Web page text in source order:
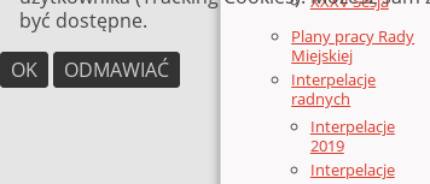
Plany pracy Rady
Miejskiej
Interpelacje
radnych
Interpelacje
2019
Interpelacje
być dostępne.
OK
ODMAWIAĆ